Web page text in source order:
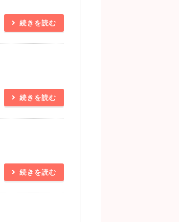
続きを読む
続きを読む
続きを読む